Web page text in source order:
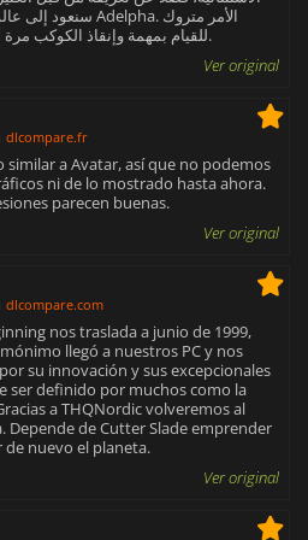
لـCutter Slade للقيام بمهمة وإنقاذ الكوكب مرة أخرى.
Ver original
dlcompare.fr
similar a Avatar, así que no podemos
ni de lo mostrado hasta ahora.
parecen buenas.
Ver original
dlcompare.com
nos traslada a junio de 1999,
llegó a nuestros PC y nos
su innovación y sus excepcionales
ser definido por muchos como la
a THQNordic volveremos al
Depende de Cutter Slade emprender
de nuevo el planeta.
Ver original